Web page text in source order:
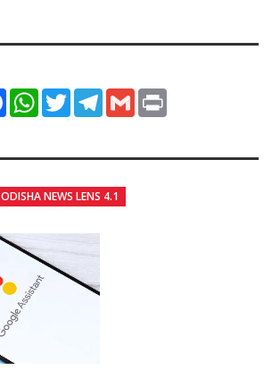
FacebookWhatsApp
TwitterTelegram
Gmail
ODISHA NEWS LENS 4.1